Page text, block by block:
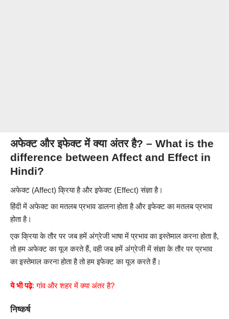
अफेक्ट और इफेक्ट में क्या अंतर है? – What is the
difference between Affect and Effect in
Hindi?
अफेक्ट (Affect) क्रिया है और इफेक्ट (Effect) संज्ञा है।
हिंदी में अफेक्ट का मतलब प्रभाव डालना होता है और इफेक्ट का मतलब प्रभाव
होता है।
एक क्रिया के तौर पर जब हमें अंग्रेजी भाषा में प्रभाव का इस्तेमाल करना होता है,
तो हम अफेक्ट का यूज करते हैं, वही जब हमें अंग्रेजी में संज्ञा के तौर पर प्रभाव
का इस्तेमाल करना होता है तो हम इफेक्ट का यूज करते हैं।
ये भी पढ़े:गांव और शहर में क्या अंतर है?
निष्कर्ष